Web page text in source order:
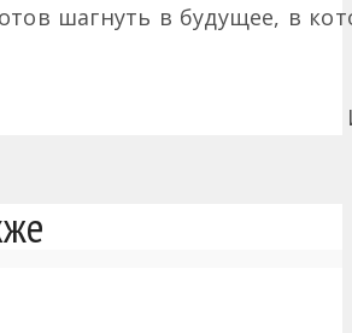
шагнуть в будущее, в